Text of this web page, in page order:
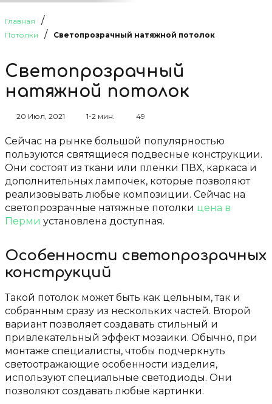
Главная /
Потолки / Светопрозрачный натяжной потолок
Светопрозрачный
натяжной потолок
20 Июл, 2021 1-2 мин. 49
Сейчас на рынке большой популярностью
пользуются святящиеся подвесные конструкции.
Они состоят из ткани или пленки ПВХ, каркаса и
дополнительных лампочек, которые позволяют
реализовывать любые композиции. Сейчас на
светопрозрачные натяжные потолки цена в
Перми установлена доступная.
Особенности светопрозрачных
конструкций
Такой потолок может быть как цельным, так и
собранным сразу из нескольких частей. Второй
вариант позволяет создавать стильный и
привлекательный эффект мозаики. Обычно, при
монтаже специалисты, чтобы подчеркнуть
светоотражающие особенности изделия,
используют специальные светодиоды. Они
позволяют создавать любые картинки.